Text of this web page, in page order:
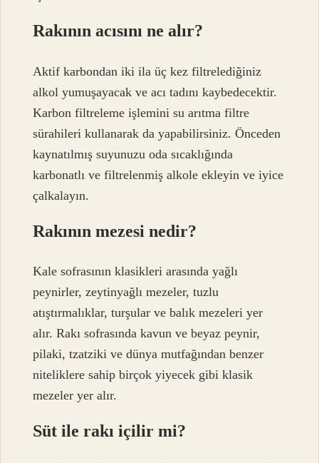
Rakının acısını ne alır?
Aktif karbondan iki ila üç kez filtrelediğiniz
alkol yumuşayacak ve acı tadını kaybedecektir.
Karbon filtreleme işlemini su arıtma filtre
sürahileri kullanarak da yapabilirsiniz. Önceden
kaynatılmış suyunuzu oda sıcaklığında
karbonatlı ve filtrelenmiş alkole ekleyin ve iyice
çalkalayın.
Rakının mezesi nedir?
Kale sofrasının klasikleri arasında yağlı
peynirler, zeytinyağlı mezeler, tuzlu
atıştırmalıklar, turşular ve balık mezeleri yer
alır. Rakı sofrasında kavun ve beyaz peynir,
pilaki, tzatziki ve dünya mutfağından benzer
niteliklere sahip birçok yiyecek gibi klasik
mezeler yer alır.
Süt ile rakı içilir mi?